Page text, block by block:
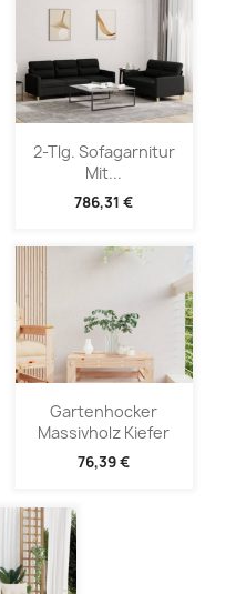
2-Tlg. Sofagarnitur
Mit...
786,31 €
Gartenhocker
Massivholz Kiefer
76,39 €